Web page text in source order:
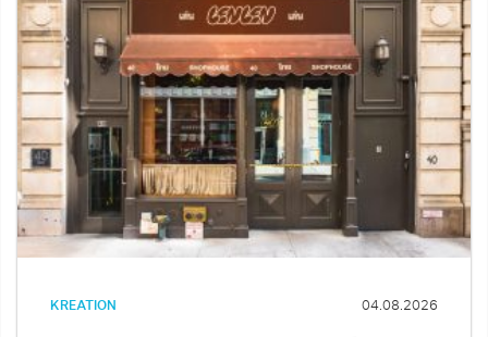
KREATION 04.08.2026